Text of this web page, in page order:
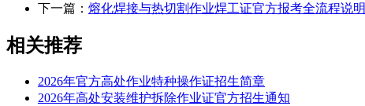
下一篇： 熔化焊接与热切割作业焊工证官方报考全流程说明
相关推荐
2026年官方高处作业特种操作证招生简章
2026年高处安装维护拆除作业证官方招生通知